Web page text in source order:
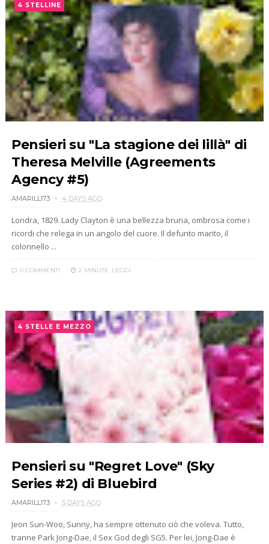
4 STELLINE
Pensieri su "La stagione dei lillà" di
Theresa Melville (Agreements
Agency #5)
AMARILLI73 4 DAYS AGO
Londra, 1829. Lady Clayton è una bellezza bruna, ombrosa come i
ricordi che relega in un angolo del cuore. Il defunto marito, il
colonnello ...
0 COMMENTI 2 MINUTE LEGGI
4 STELLE E MEZZO
Pensieri su "Regret Love" (Sky
Series #2) di Bluebird
AMARILLI73 5 DAYS AGO
Jeon Sun-Woo, Sunny, ha sempre ottenuto ciò che voleva. Tutto,
tranne Park Jong-Dae, il Sex God degli SG5. Per lei, Jong-Dae è